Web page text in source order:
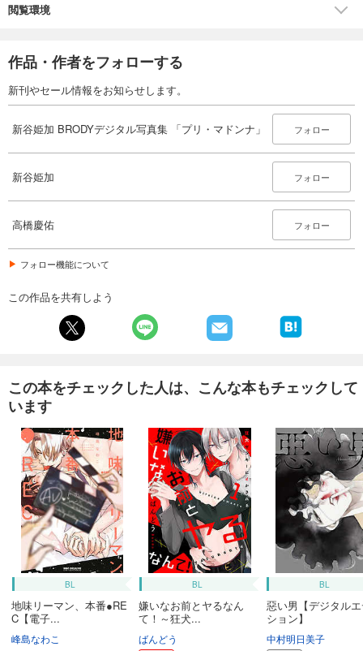
閲覧環境
作品・作者をフォローする
新刊やセール情報をお知らせします。
新谷姫加 BRODYデジタル写真集 「プリ・マドンナ」 フォロー
新谷姫加 フォロー
高橋慶佑 フォロー
フォロー機能について
この作品を共有しよう
この本をチェックした人は、こんな本もチェックして
います
BL
地味リーマン、本番●RE
C【電子...
峰島なわこ
BL
嫌いなお前とヤるなん
て！～狂犬...
ばんどう
BL
惡い男【デジタル
ション】
中村明日美子